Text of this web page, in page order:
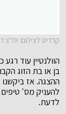
קרדיט לצילום: יח"צ
הוולנטיין עוד
בן או בת הזוג
ההצגה. אז ביקשנו
להעניק מס'
לדעת.